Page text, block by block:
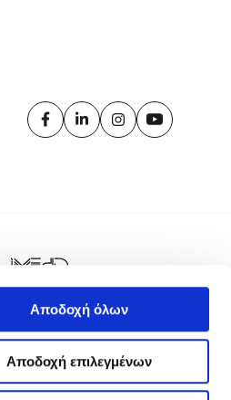
Αποδοχή όλων
Αποδοχή επιλεγμένων